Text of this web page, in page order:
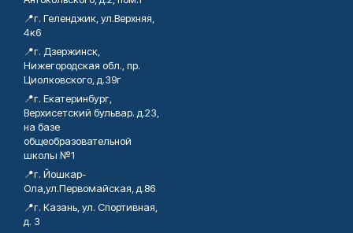
📍г. Геленджик, ул.Верхняя,
4к6
📍г. Дзержинск,
Нижегородская обл., пр.
Циолковского, д.39г
📍г. Екатеринбург,
Верхисетский бульвар. д.23,
на базе
общеобразовательной
школы №1
📍г. Йошкар-
Ола,ул.Первомайская, д.86
📍г. Казань, ул. Спортивная,
д. 3